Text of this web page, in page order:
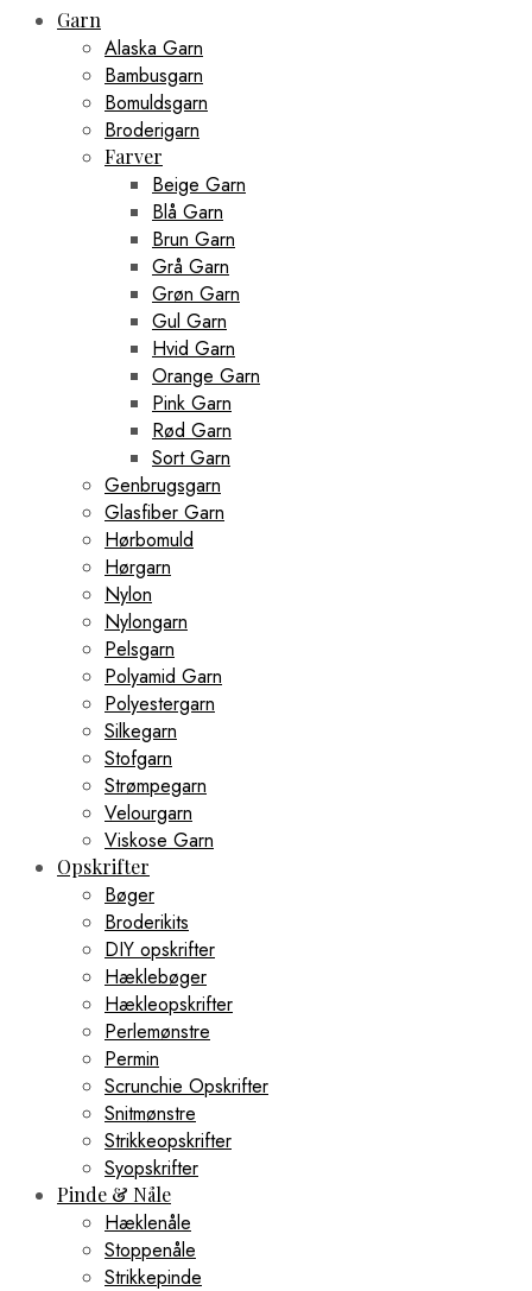
Garn
Alaska Garn
Bambusgarn
Bomuldsgarn
Broderigarn
Farver
Beige Garn
Blå Garn
Brun Garn
Grå Garn
Grøn Garn
Gul Garn
Hvid Garn
Orange Garn
Pink Garn
Rød Garn
Sort Garn
Genbrugsgarn
Glasfiber Garn
Hørbomuld
Hørgarn
Nylon
Nylongarn
Pelsgarn
Polyamid Garn
Polyestergarn
Silkegarn
Stofgarn
Strømpegarn
Velourgarn
Viskose Garn
Opskrifter
Bøger
Broderikits
DIY opskrifter
Hæklebøger
Hækleopskrifter
Perlemønstre
Permin
Scrunchie Opskrifter
Snitmønstre
Strikkeopskrifter
Syopskrifter
Pinde & Nåle
Hæklenåle
Stoppenåle
Strikkepinde